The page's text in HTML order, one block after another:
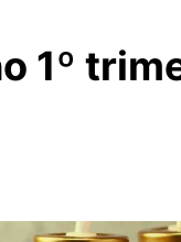
1º